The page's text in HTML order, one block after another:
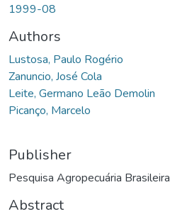
1999-08
Authors
Lustosa, Paulo Rogério
Zanuncio, José Cola
Leite, Germano Leão Demolin
Picanço, Marcelo
Publisher
Pesquisa Agropecuária Brasileira
Abstract